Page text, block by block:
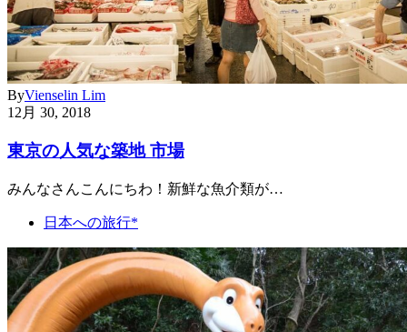
ByVienselin Lim
12月 30, 2018
東京の人気な築地 市場
みんなさんこんにちわ！新鮮な魚介類が…
日本への旅行*